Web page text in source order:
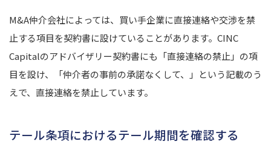
M&A仲介会社によっては、買い手企業に直接連絡や交渉を禁
止する項目を契約書に設けていることがあります。 CINC
Capitalのアドバイザリー契約書にも「直接連絡の禁止」の項
目を設け、「仲介者の事前の承諾なくして、」という記載のう
えで、直接連絡を禁止しています。
テール条項におけるテール期間を確認する